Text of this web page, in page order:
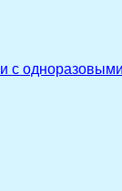
с